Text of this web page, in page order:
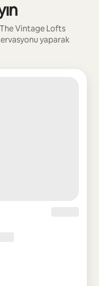
The Vintage Lofts
yaparak